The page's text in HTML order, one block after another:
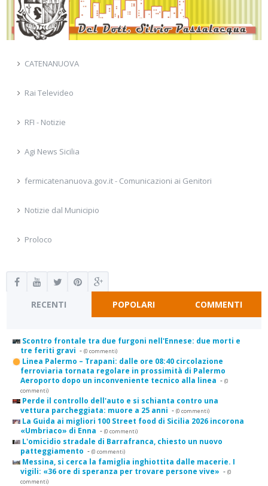
CATENANUOVA
Rai Televideo
RFI - Notizie
Agi News Sicilia
fermicatenanuova.gov.it - Comunicazioni ai Genitori
Notizie dal Municipio
Proloco
RECENTI POPOLARI COMMENTI
Scontro frontale tra due furgoni nell'Ennese: due morti e
tre feriti gravi - (0 commenti)
Linea Palermo – Trapani: dalle ore 08:40 circolazione
ferroviaria tornata regolare in prossimità di Palermo
Aeroporto dopo un inconveniente tecnico alla linea - (0
commenti)
Perde il controllo dell'auto e si schianta contro una
vettura parcheggiata: muore a 25 anni - (0 commenti)
La Guida ai migliori 100 Street food di Sicilia 2026 incorona
«Umbriaco» di Enna - (0 commenti)
L'omicidio stradale di Barrafranca, chiesto un nuovo
patteggiamento - (0 commenti)
Messina, si cerca la famiglia inghiottita dalle macerie. I
vigili: «36 ore di speranza per trovare persone vive» - (0
commenti)